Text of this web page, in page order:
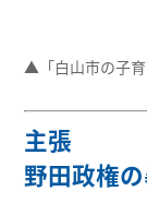
▲「白山市の子
主張
野田政権